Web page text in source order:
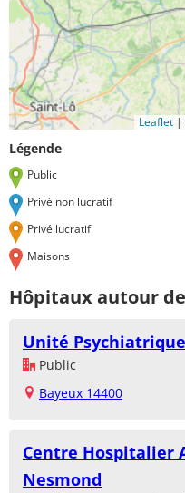
Leaflet |
Légende
Public
Privé non lucratif
Privé lucratif
Maisons
Hôpitaux autour
Unité
Public
Bayeux 14400
Centre Hospitalier
Nesmond